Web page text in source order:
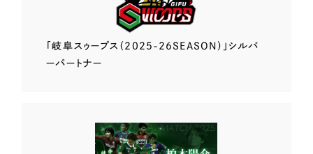
「岐阜スゥープス （2025-26SEASON）」 シルバ
ーパートナー